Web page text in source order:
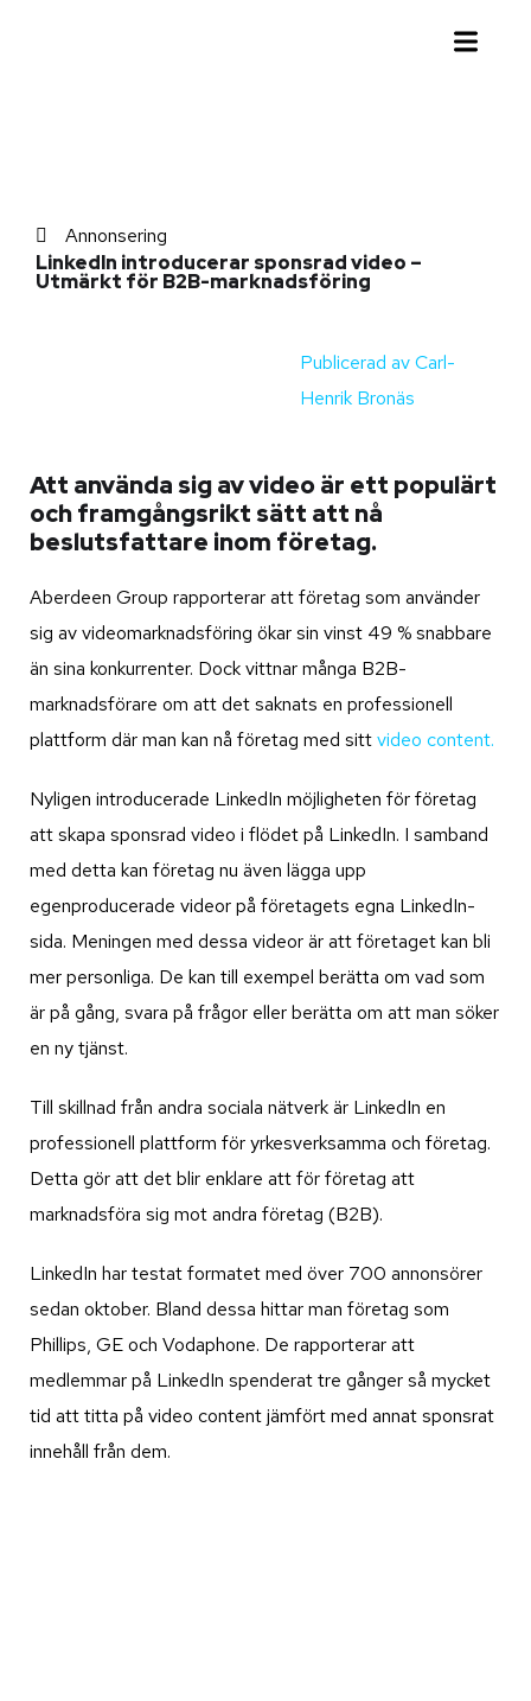
Annonsering
LinkedIn introducerar sponsrad video –
Utmärkt för B2B-marknadsföring
Publicerad avCarl-
Henrik Bronäs
Att använda sig av video är ett populärt
och framgångsrikt sätt att nå
beslutsfattare inom företag.
Aberdeen Group rapporterar att företag som använder
sig av videomarknadsföring ökar sin vinst 49 % snabbare
än sina konkurrenter. Dock vittnar många B2B-
marknadsförare om att det saknats en professionell
plattform där man kan nå företag med sittvideo content.
Nyligen introducerade LinkedIn möjligheten för företag
att skapa sponsrad video i flödet på LinkedIn. I samband
med detta kan företag nu även lägga upp
egenproducerade videor på företagets egna LinkedIn-
sida. Meningen med dessa videor är att företaget kan bli
mer personliga. De kan till exempel berätta om vad som
är på gång, svara på frågor eller berätta om att man söker
en ny tjänst.
Till skillnad från andra sociala nätverk är LinkedIn en
professionell plattform för yrkesverksamma och företag.
Detta gör att det blir enklare att för företag att
marknadsföra sig mot andra företag (B2B).
LinkedIn har testat formatet med över 700 annonsörer
sedan oktober. Bland dessa hittar man företag som
Phillips, GE och Vodaphone. De rapporterar att
medlemmar på LinkedIn spenderat tre gånger så mycket
tid att titta på video content jämfört med annat sponsrat
innehåll från dem.